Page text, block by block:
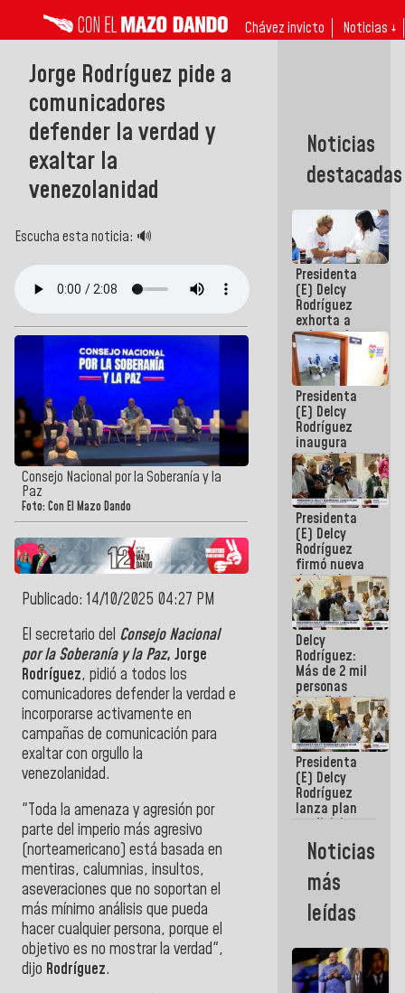
Chávez invicto Noticias ↓
Jorge Rodríguez pide a
comunicadores
defender la verdad y
exaltar la
venezolanidad
Escucha esta noticia: 🔊
Consejo Nacional por la Soberanía y la
Paz
Foto: Con El Mazo Dando
Publicado: 14/10/2025 04:27 PM
El secretario del Consejo Nacional
por la Soberanía y la Paz, Jorge
Rodríguez, pidió a todos los
comunicadores defender la verdad e
incorporarse activamente en
campañas de comunicación para
exaltar con orgullo la
venezolanidad.
"Toda la amenaza y agresión por
parte del imperio más agresivo
(norteamericano) está basada en
mentiras, calumnias, insultos,
aseveraciones que no soportan el
más mínimo análisis que pueda
hacer cualquier persona, porque el
objetivo es no mostrar la verdad",
dijo Rodríguez.
Noticias
destacadas
Presidenta
(E) Delcy
Rodríguez
exhorta a
gobernadores
y alcaldes a
edificar
casas para
abuelos
Presidenta
(E) Delcy
Rodríguez
inaugura
casa de los
Abuelos
Primavera
en Caracas
Presidenta
(E) Delcy
Rodríguez
firmó nueva
de Ley de
Arrendamiento
aprobada
por la AN
Delcy
Rodríguez:
Más de 2 mil
personas
beneficiadas
con planes
para
atención de
emergencia
sísmica en
la última
semana
Presidenta
(E) Delcy
Rodríguez
lanza plan
crediticio
con subsidio
a Juntas de
Condominio
Noticias
más
leídas